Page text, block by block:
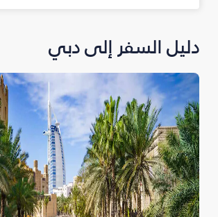
دليل السفر إلى دبي